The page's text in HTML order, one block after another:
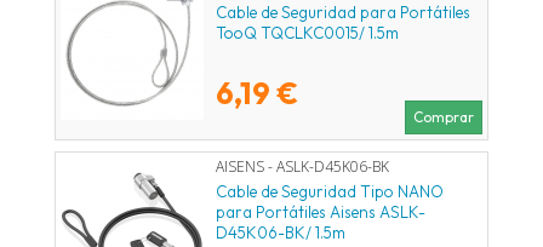
Cable de Seguridad para Portátiles
TooQ TQCLKC0015/ 1.5m
6,19 €
Comprar
AISENS - ASLK-D45K06-BK
Cable de Seguridad Tipo NANO
para Portátiles Aisens ASLK-
D45K06-BK/ 1.5m